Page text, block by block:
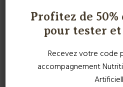
Profitez de
pour tester
Recevez votre code
accompagnement